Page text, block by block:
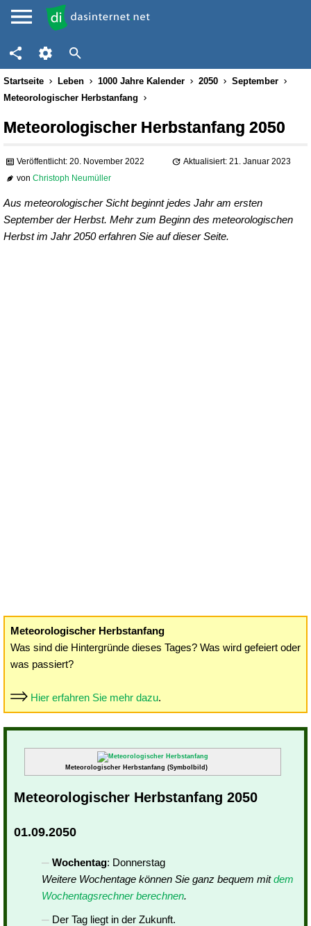
Startseite Leben 1000 Jahre Kalender 2050
September
Meteorologischer Herbstanfang
Meteorologischer Herbstanfang 2050
Veröffentlicht: 20. November 2022
Aktualisiert: 21. Januar 2023
vonChristoph Neumüller
Aus meteorologischer Sicht beginnt jedes Jahr am ersten
September der Herbst. Mehr zum Beginn des meteorologischen
Herbst im Jahr 2050 erfahren Sie auf dieser Seite.
Meteorologischer Herbstanfang
Was sind die Hintergründe dieses Tages? Was wird gefeiert oder
was passiert?
Hier erfahren Sie mehr dazu.
Meteorologischer Herbstanfang (Symbolbild)
Meteorologischer Herbstanfang 2050
01.09.2050
Wochentag: Donnerstag
Weitere Wochentage können Sie ganz bequem mitdem
Wochentagsrechner berechnen.
Der Tag liegt in der Zukunft.